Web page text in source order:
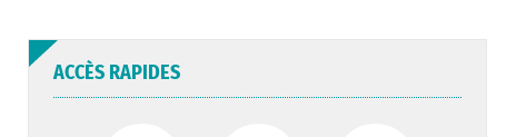
ACCÈS RAPIDES